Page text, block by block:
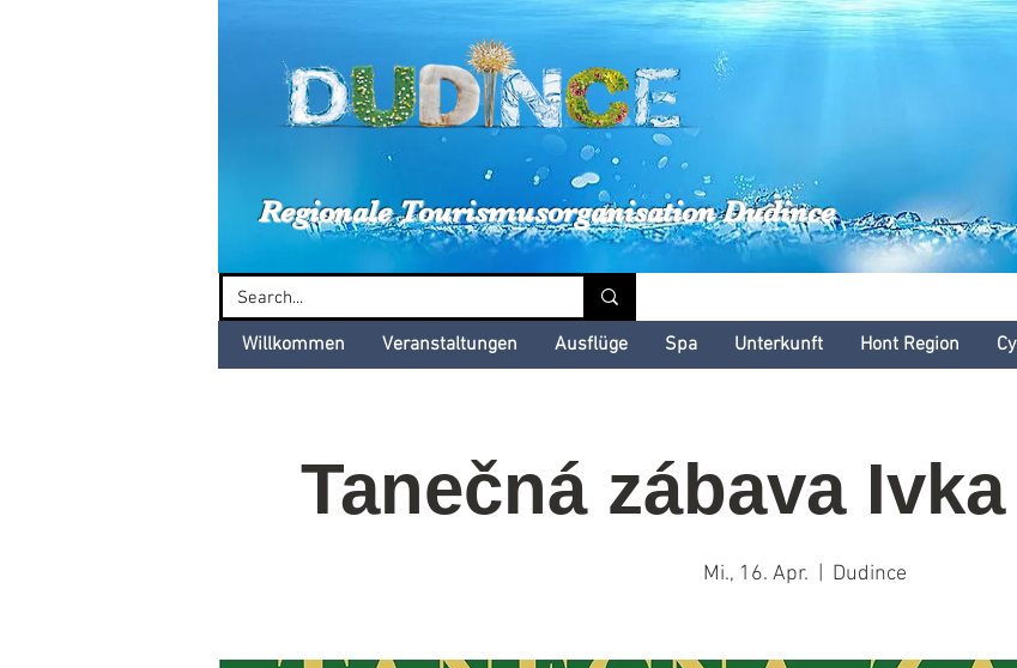
Dudinské kultúrne leto
Regionale Tourismusorganisation Dudince
Willkommen Veranstaltungen Ausflüge Spa Unterkunft Hont Region
Tanečná zábava
Mi., 16. Apr. Dudince